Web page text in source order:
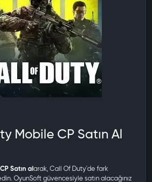
Mobile CP Satın Al
Satın al arak, Call Of Duty'de fark
OyunSoft güvencesiyle satın alacağınız